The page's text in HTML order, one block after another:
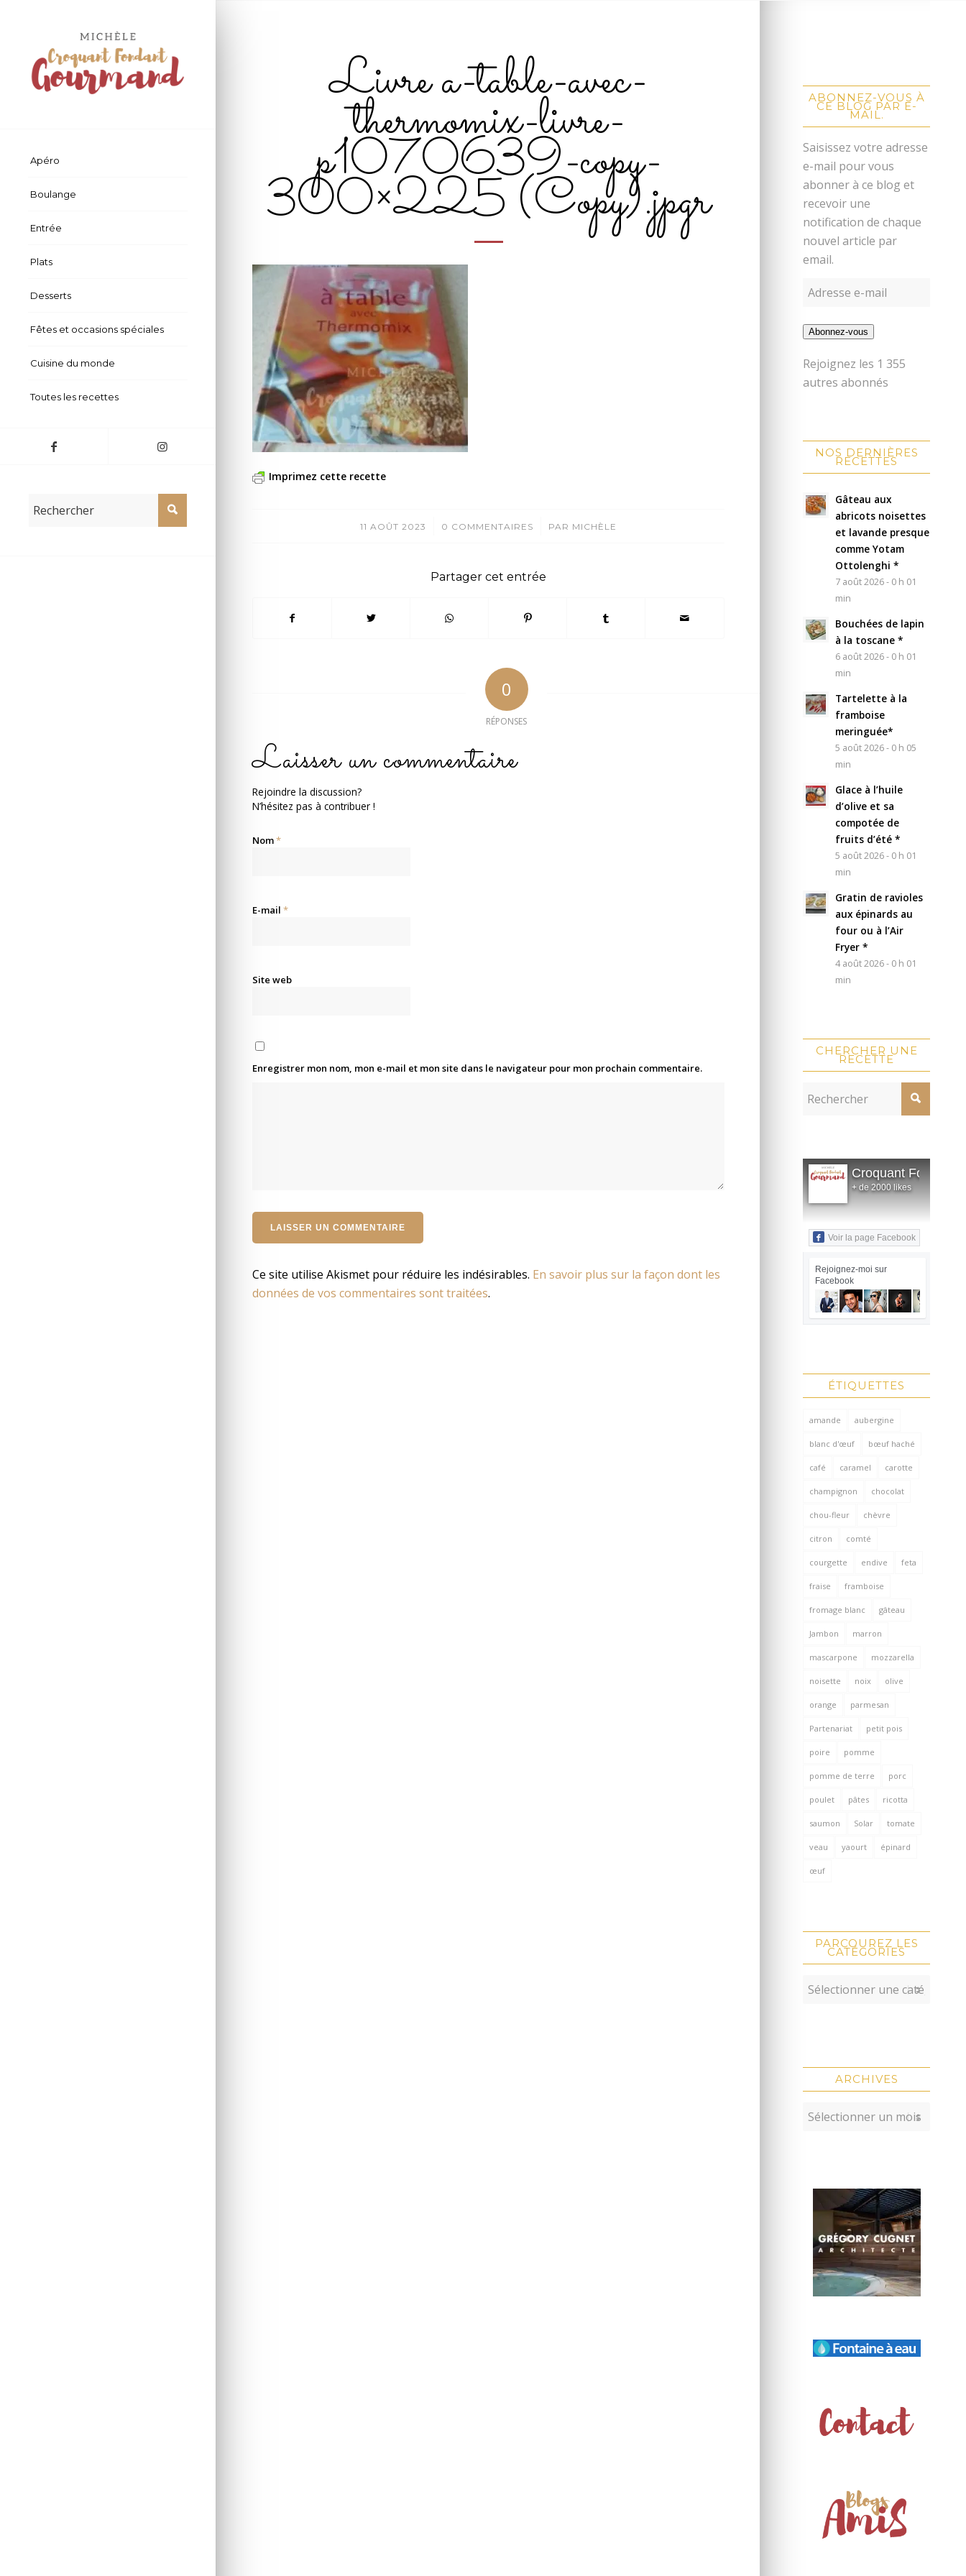
Apéro
Boulange
Entrée
Plats
Desserts
Fêtes et occasions spéciales
Cuisine du monde
Toutes les recettes
Livre a-table-avec-
thermomix-livre-
p1070639-copy-
300×225 (Copy).jpgr
Imprimez cette recette
11 AOÛT 2023
/ 0 COMMENTAIRES
/ PAR MICHÈLE
Partager cet entrée
0
RÉPONSES
Laisser un commentaire
Rejoindre la discussion?
N’hésitez pas à contribuer !
Nom*
E-mail *
Site web
Enregistrer mon nom, mon e-mail et mon site dans le navigateur pour mon prochain commentaire.
Ce site utilise Akismet pour réduire les indésirables. En savoir plus sur la façon dont les
données de vos commentaires sont traitées.
ABONNEZ-VOUS À
CE BLOG PAR E-
MAIL.
Saisissez votre adresse
e-mail pour vous
abonner à ce blog et
recevoir une
notification de chaque
nouvel article par
email.
Abonnez-vous
Rejoignez les 1 355
autres abonnés
NOS DERNIÈRES
RECETTES
Gâteau aux
abricots noisettes
et lavande presque
comme Yotam
Ottolenghi *
7 août 2026 - 0 h 01
min
Bouchées de lapin
à la toscane *
6 août 2026 - 0 h 01
min
Tartelette à la
framboise
meringuée*
5 août 2026 - 0 h 05
min
Glace à l’huile
d’olive et sa
compotée de
fruits d’été *
5 août 2026 - 0 h 01
min
Gratin de ravioles
aux épinards au
four ou à l’Air
Fryer *
4 août 2026 - 0 h 01
min
CHERCHER UNE
RECETTE
Croquant Fondant
+ de 2000 likes
Voir la page Facebook
Rejoignez-moi sur
Facebook
ÉTIQUETTES
amande aubergine
blanc d'œuf bœuf haché
café caramel carotte
champignon chocolat
chou-fleur chèvre
citron comté
courgette endive feta
fraise framboise
fromage blanc gâteau
Jambon marron
mascarpone mozzarella
noisette noix olive
orange parmesan
Partenariat petit pois
poire pomme
pomme de terre porc
poulet pâtes ricotta
saumon Solar tomate
veau yaourt épinard
œuf
PARCOUREZ LES
CATÉGORIES
ARCHIVES